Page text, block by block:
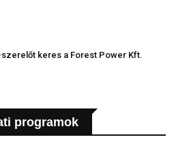
keres a Forest Power Kft.
programok